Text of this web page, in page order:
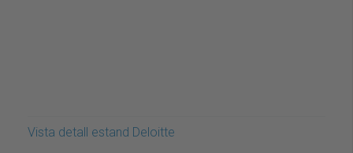
Vista detall estand Deloitte